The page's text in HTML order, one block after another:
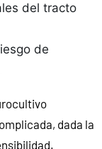
del tracto
de
dada la